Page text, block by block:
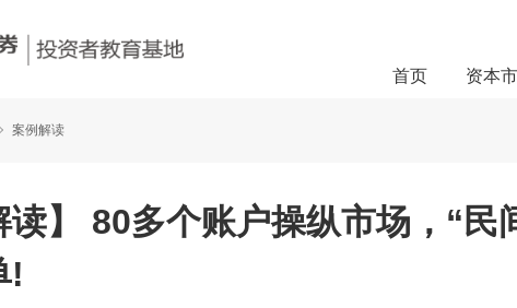
首页 资本
案例解读
读】 80多个账户操纵市场，“民
!